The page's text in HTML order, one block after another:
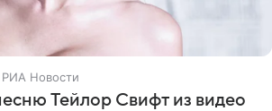
Новости
Тейлор Свифт из видео